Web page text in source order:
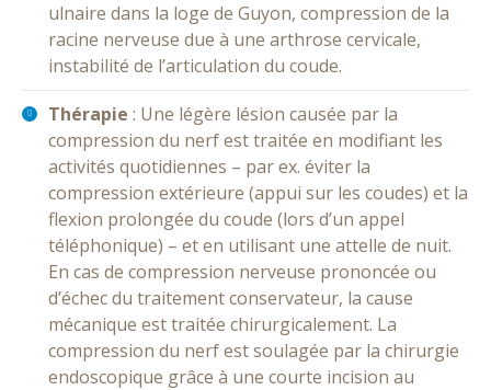
ulnaire dans la loge de Guyon, compression de la
racine nerveuse due à une arthrose cervicale,
instabilité de l’articulation du coude.
Thérapie : Une légère lésion causée par la
compression du nerf est traitée en modifiant les
activités quotidiennes – par ex. éviter la
compression extérieure (appui sur les coudes) et la
flexion prolongée du coude (lors d’un appel
téléphonique) – et en utilisant une attelle de nuit.
En cas de compression nerveuse prononcée ou
d’échec du traitement conservateur, la cause
mécanique est traitée chirurgicalement. La
compression du nerf est soulagée par la chirurgie
endoscopique grâce à une courte incision au